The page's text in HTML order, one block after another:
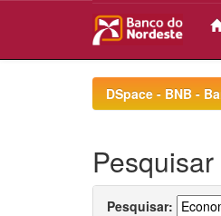
DSpace - BNB -
Pesquisar
Pesquisar: